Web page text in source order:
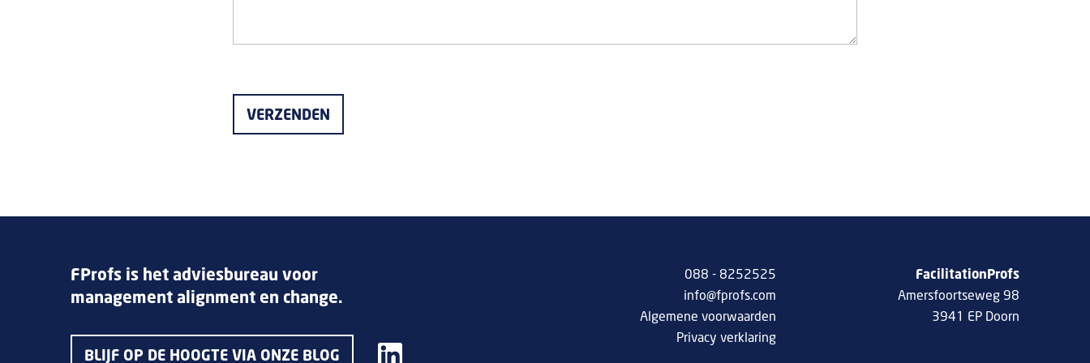
FProfs is het adviesbureau voor
management alignment en change.
BLIJF OP DE HOOGTE VIA ONZE BLOG
088 - 8252525
info@fprofs.com
Algemene voorwaarden
Privacy verklaring
FacilitationProfs
Amersfoortseweg 98
3941 EP Doorn